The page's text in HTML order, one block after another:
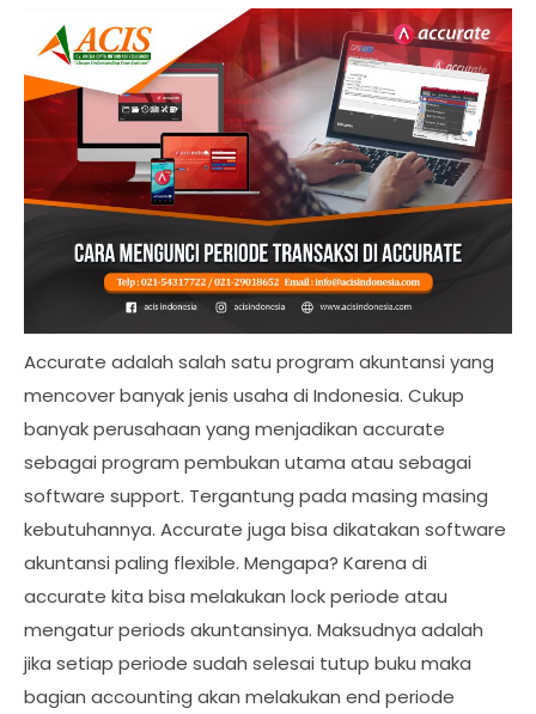
Accurate adalah salah satu program akuntansi yang
mencover banyak jenis usaha di Indonesia. Cukup
banyak perusahaan yang menjadikan accurate
sebagai program pembukan utama atau sebagai
software support. Tergantung pada masing masing
kebutuhannya. Accurate juga bisa dikatakan software
akuntansi paling flexible. Mengapa? Karena di
accurate kita bisa melakukan lock periode atau
mengatur periods akuntansinya. Maksudnya adalah
jika setiap periode sudah selesai tutup buku maka
bagian accounting akan melakukan end periode